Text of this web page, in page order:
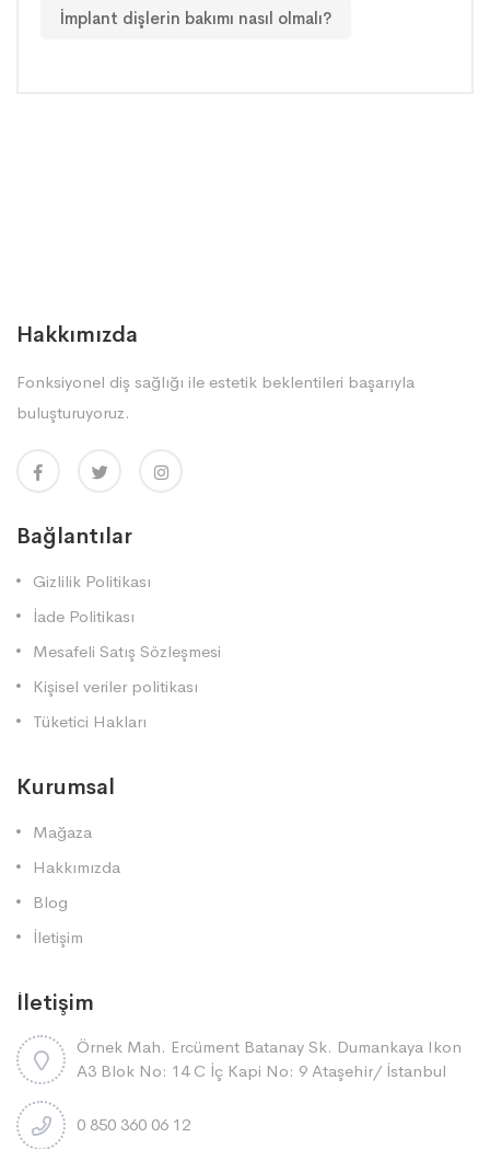
İmplant dişlerin bakımı nasıl olmalı?
Hakkımızda
Fonksiyonel diş sağlığı ile estetik beklentileri başarıyla
buluşturuyoruz.
Bağlantılar
Gizlilik Politikası
İade Politikası
Mesafeli Satış Sözleşmesi
Kişisel veriler politikası
Tüketici Hakları
Kurumsal
Mağaza
Hakkımızda
Blog
İletişim
İletişim
Örnek Mah. Ercüment Batanay Sk. Dumankaya Ikon
A3 Blok No: 14 C İç Kapi No: 9 Ataşehi̇r/ İstanbul
0 850 360 06 12